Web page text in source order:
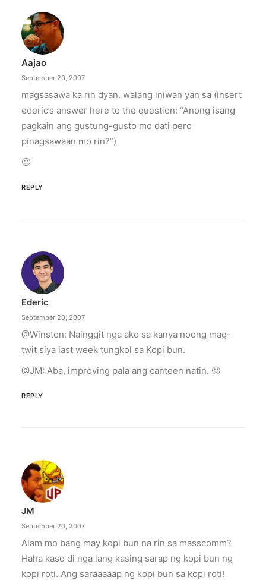
Aajao
September 20, 2007
magsasawa ka rin dyan. walang iniwan yan sa (insert
ederic’s answer here to the question: “Anong isang
pagkain ang gustung-gusto mo dati pero
pinagsawaan mo rin?”)
🙁
REPLY
Ederic
September 20, 2007
@Winston: Nainggit nga ako sa kanya noong mag-
twit siya last week tungkol sa Kopi bun.
@JM: Aba, improving pala ang canteen natin. 🙂
REPLY
JM
September 20, 2007
Alam mo bang may kopi bun na rin sa masscomm?
Haha kaso di nga lang kasing sarap ng kopi bun ng
kopi roti. Ang saraaaaap ng kopi bun sa kopi roti!